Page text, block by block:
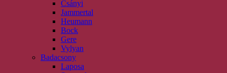
Csányi
Jammertal
Heumann
Bock
Gere
Vylyan
Badacsony
Laposa